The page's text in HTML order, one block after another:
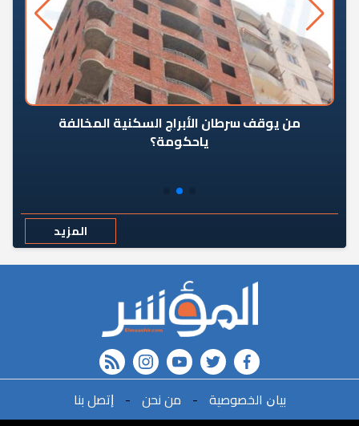
من يوقف سرطان الأبراج السكنية المخالفة
ياحكومة؟
المزيد
FACEBOOK
twitter
youtube
instagram
rss feed
ﺑﻴﺎﻥ اﻟﺨﺼﻮﺻﻴﺔ - ﻣﻦ ﻧﺤﻦ - ﺇﺗﺼﻞ ﺑﻨﺎ